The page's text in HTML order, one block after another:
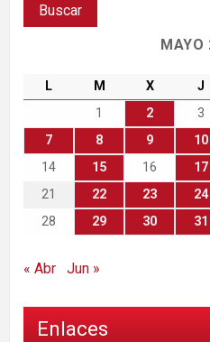
MAYO
L M X J
1
2 3
7
8 9 10
14
15 16 17
21
22 23 24
28
29 30 31
« Abr Jun »
Enlaces